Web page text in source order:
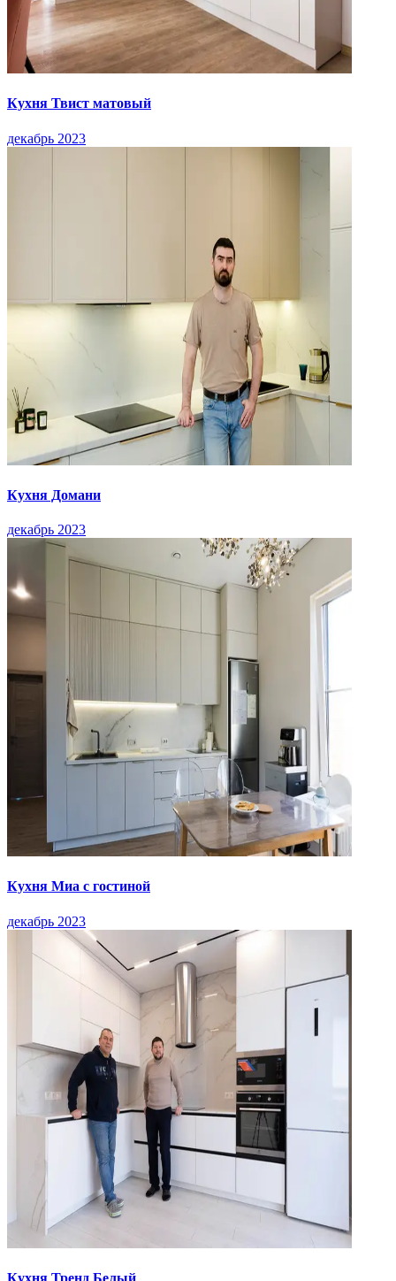
Кухня Твист матовый
декабрь 2023
Кухня Домани
декабрь 2023
Кухня Миа с гостиной
декабрь 2023
Кухня Тренд Белый